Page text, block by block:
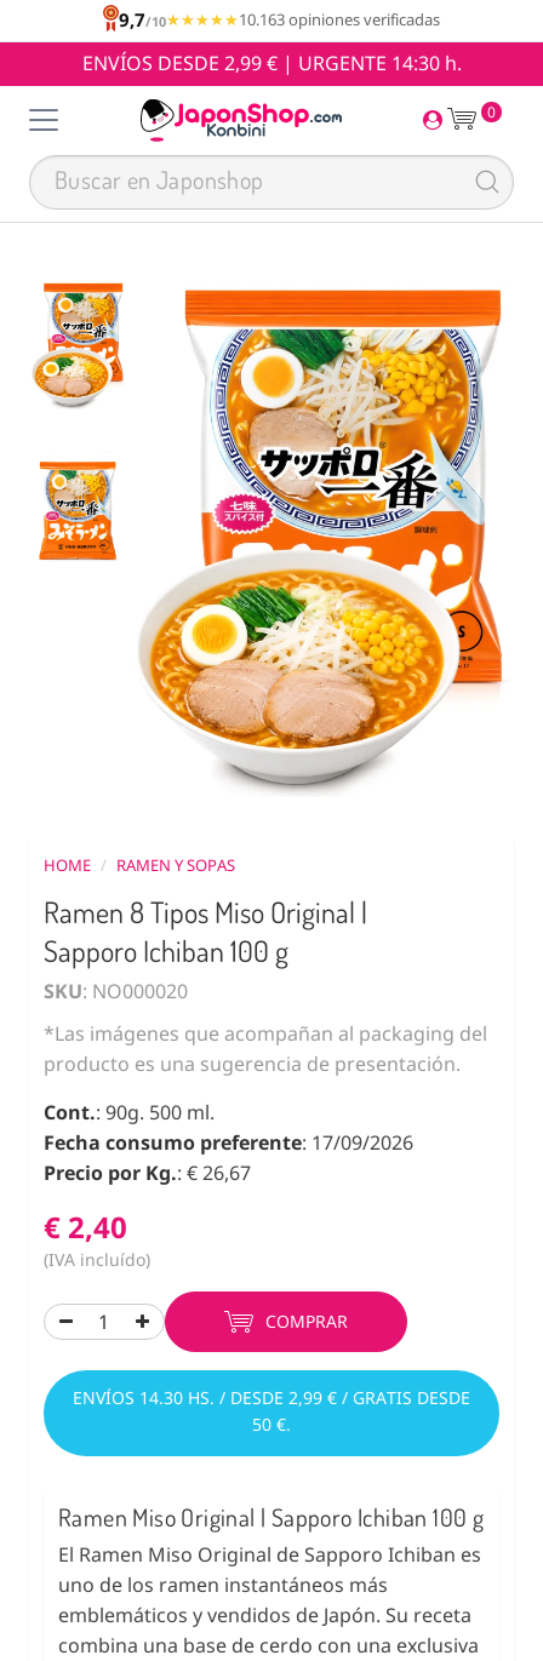
9,7/10★★★★★
★★★★★10.163 opiniones verificadas
ENVÍOS DESDE 2,99 € | URGENTE 14:30 h.
0
HOME / RAMEN Y SOPAS
Ramen 8 Tipos Miso Original |
Sapporo Ichiban 100 g
SKU: NO000020
*Las imágenes que acompañan al packaging del
producto es una sugerencia de presentación.
Cont.: 90g. 500 ml.
Fecha consumo preferente: 17/09/2026
Precio por Kg.: € 26,67
€ 2,40
(IVA incluído)
COMPRAR
ENVÍOS 14.30 HS. / DESDE 2,99 € / GRATIS DESDE
50 €.
Ramen Miso Original | Sapporo Ichiban 100 g
El Ramen Miso Original de Sapporo Ichiban es
uno de los ramen instantáneos más
emblemáticos y vendidos de Japón. Su receta
combina una base de cerdo con una exclusiva